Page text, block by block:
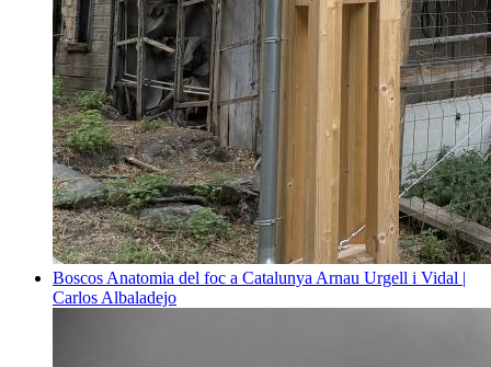
Boscos Anatomia del foc a Catalunya Arnau Urgell i Vidal |
Carlos Albaladejo